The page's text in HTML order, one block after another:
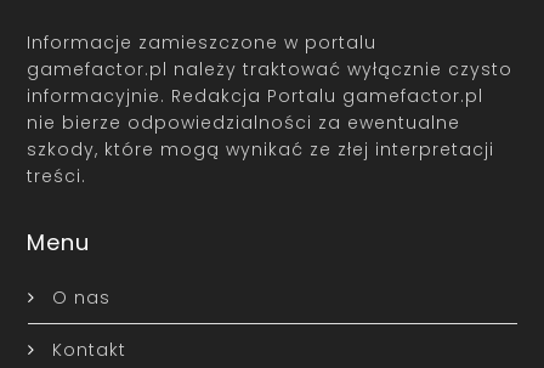
Informacje zamieszczone w portalu
gamefactor.pl należy traktować wyłącznie czysto
informacyjnie. Redakcja Portalu gamefactor.pl
nie bierze odpowiedzialności za ewentualne
szkody, które mogą wynikać ze złej interpretacji
treści.
Menu
O nas
Kontakt